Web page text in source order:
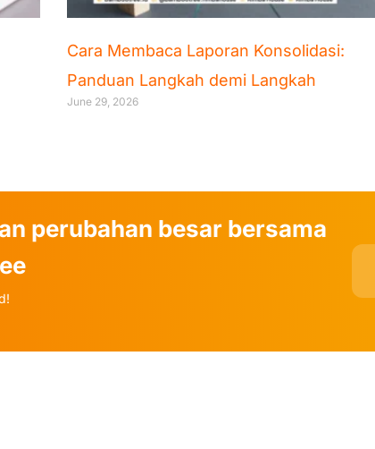
Cara Membaca Laporan Konsolidasi:
Panduan Langkah demi Langkah
June 29, 2026
perubahan besar bersama